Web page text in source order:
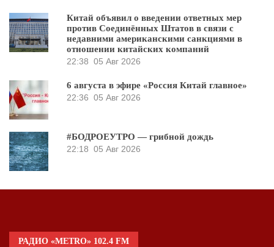
Китай объявил о введении ответных мер
против Соединённых Штатов в связи с
недавними американскими санкциями в
отношении китайских компаний
22:38 05 Авг 2026
6 августа в эфире «Россия Китай главное»
22:36 05 Авг 2026
#БОДРОЕУТРО — грибной дождь
22:18 05 Авг 2026
РАДИО «METRO» 102.4 FM